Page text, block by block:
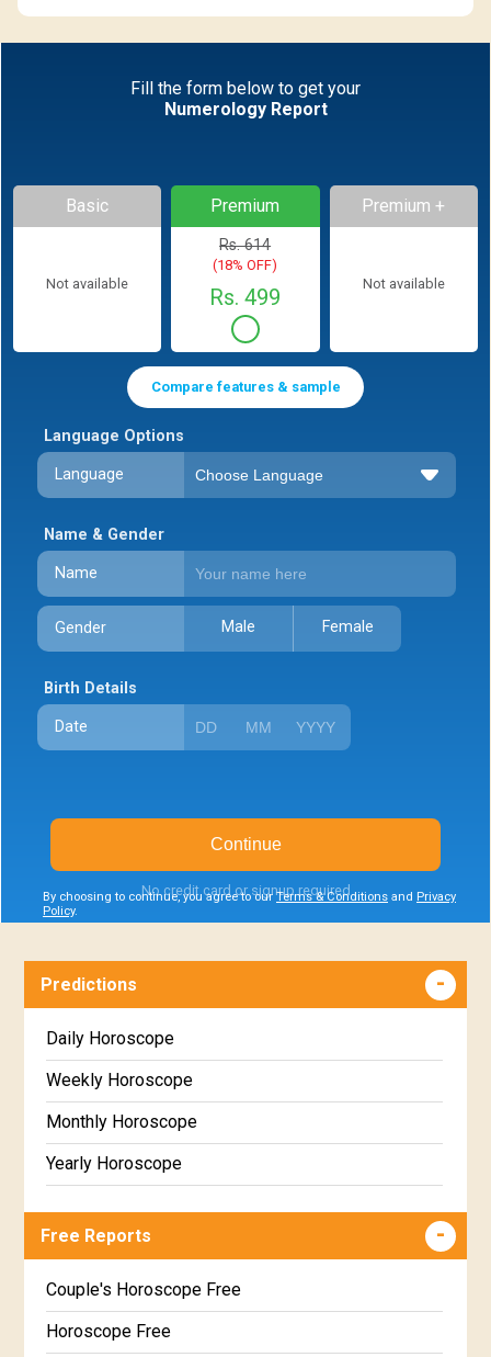
Fill the form below to get your
Numerology Report
Basic
Not available
Premium
Rs. 614
(18% OFF)
Rs. 499
Premium +
Not available
Compare features & sample
Language Options
Language
Name & Gender
Name
Gender Male Female
Birth Details
Date
By choosing to continue, you agree to our Terms & Conditions and Privacy
Policy.
Continue
No credit card or signup required
Predictions
Daily Horoscope
Weekly Horoscope
Monthly Horoscope
Yearly Horoscope
Free Reports
Couple's Horoscope Free
Horoscope Free